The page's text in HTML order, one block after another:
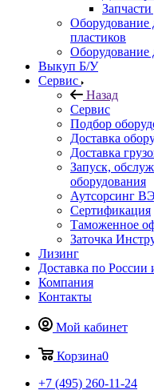
Оборудование
пластиков
Оборудование
Выкуп Б/У
Сервис
Назад
Сервис
Подбор
Доставка
Доставка
Запуск,
оборудования
Аутсорсинг
Сертификация
Таможенное
Заточка
Лизинг
Доставка по
Компания
Контакты
Мой кабинет
Корзина0
+7 (495) 260-11-24